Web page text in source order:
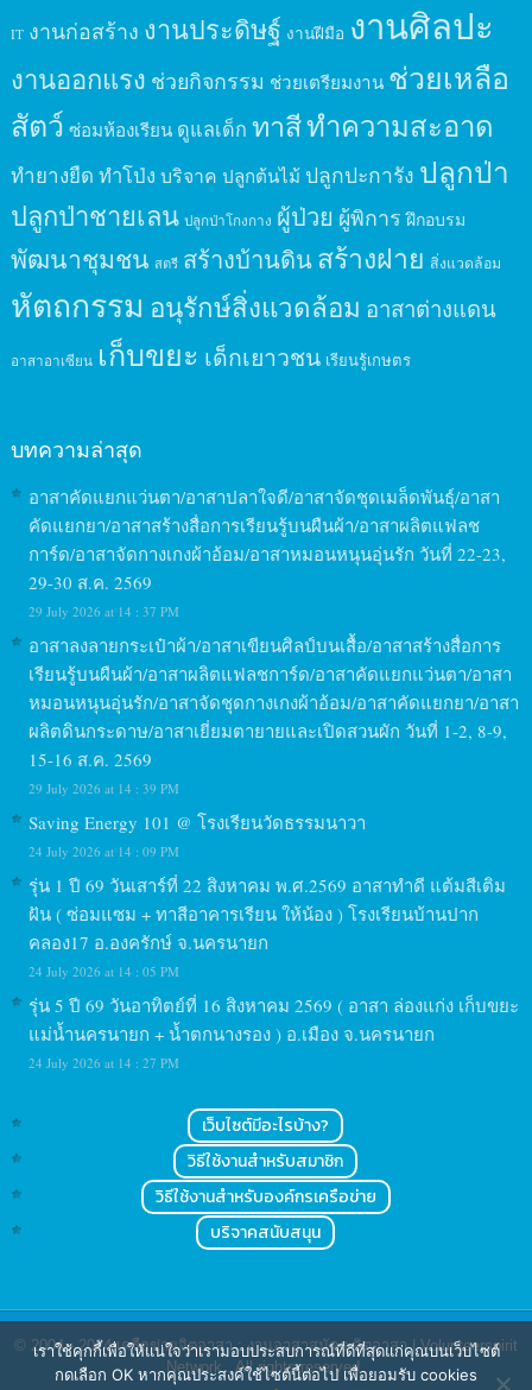
IT งานก่อสร้าง งานประดิษฐ์ งานฝีมือ งานศิลปะ
งานออกแรง ช่วยกิจกรรม ช่วยเตรียมงาน ช่วยเหลือ
สัตว์ ซ่อมห้องเรียน ดูแลเด็ก ทาสีทำความสะอาด
ทำยางยืด ทำโป่ง บริจาค ปลูกต้นไม้ ปลูกปะการัง ปลูกป่า
ปลูกป่าชายเลน ปลูกป่าโกงกาง ผู้ป่วย ผู้พิการ ฝึกอบรม
พัฒนาชุมชน สตรี สร้างบ้านดินสร้างฝาย สิ่งแวดล้อม
หัตถกรรม อนุรักษ์สิ่งแวดล้อม อาสาต่างแดน
อาสาอาเซียน เก็บขยะ เด็กเยาวชน เรียนรู้เกษตร
บทความล่าสุด
อาสาคัดแยกแว่นตา/อาสาปลาใจดี/อาสาจัดชุดเมล็ดพันธุ์/อาสา
คัดแยกยา/อาสาสร้างสื่อการเรียนรู้บนผืนผ้า/อาสาผลิตแฟลช
การ์ด/อาสาจัดกางเกงผ้าอ้อม/อาสาหมอนหนุนอุ่นรัก วันที่ 22-23,
29-30 ส.ค. 2569
29 July 2026 at 14 : 37 PM
อาสาลงลายกระเป๋าผ้า/อาสาเขียนศิลป์บนเสื้อ/อาสาสร้างสื่อการ
เรียนรู้บนผืนผ้า/อาสาผลิตแฟลชการ์ด/อาสาคัดแยกแว่นตา/อาสา
หมอนหนุนอุ่นรัก/อาสาจัดชุดกางเกงผ้าอ้อม/อาสาคัดแยกยา/อาสา
ผลิตดินกระดาษ/อาสาเยี่ยมตายายและเปิดสวนผัก วันที่ 1-2, 8-9,
15-16 ส.ค. 2569
29 July 2026 at 14 : 39 PM
Saving Energy 101 @ โรงเรียนวัดธรรมนาวา
24 July 2026 at 14 : 09 PM
รุ่น 1 ปี 69 วันเสาร์ที่ 22 สิงหาคม พ.ศ.2569 อาสาทำดี แต้มสีเติม
ฝัน ( ซ่อมแซม + ทาสีอาคารเรียน ให้น้อง ) โรงเรียนบ้านปาก
คลอง17 อ.องครักษ์ จ.นครนายก
24 July 2026 at 14 : 05 PM
รุ่น 5 ปี 69 วันอาทิตย์ที่ 16 สิงหาคม 2569 ( อาสา ล่องแก่ง เก็บขยะ
แม่น้ำนครนายก + น้ำตกนางรอง ) อ.เมือง จ.นครนายก
24 July 2026 at 14 : 27 PM
เว็บไซต์มีอะไรบ้าง?
วิธีใช้งานสำหรับสมาชิก
วิธีใช้งานสำหรับองค์กรเครือข่าย
บริจาคสนับสนุน
© 2004 - 2024เครือข่ายจิตอาสา : งานอาสาสมัคร จิตอาสา | Volunteerspirit
Network . All rights reserved.
เราใช้คุกกี้เพื่อให้แน่ใจว่าเรามอบประสบการณ์ที่ดีที่สุดแก่คุณบนเว็บไซต์
กดเลือก OK หากคุณประสงค์ใช้ไซต์นี้ต่อไป เพื่อยอมรับ cookies